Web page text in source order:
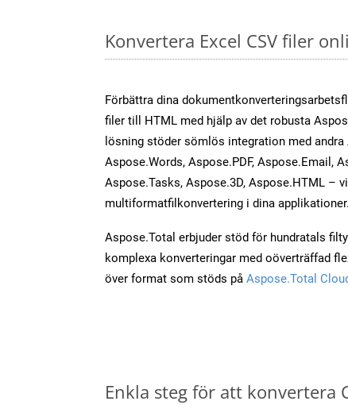
Konvertera Excel CSV filer
Förbättra dina
filer till HTML med hjälp av det robusta
lösning stöder sömlös integration med
Aspose.Words, Aspose.PDF, Aspose.Email,
Aspose.Tasks, Aspose.3D, Aspose.HTML –
multiformatfilkonvertering i dina applikationer.
Aspose.Total erbjuder stöd för hundratals
komplexa konverteringar med oöverträffad
över format som stöds på Aspose.Total
Enkla steg för att konvertera